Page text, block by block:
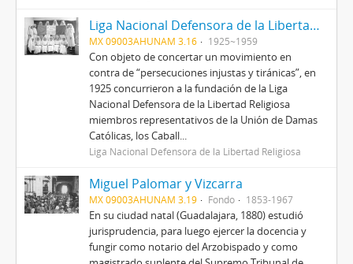
Liga Nacional Defensora de la Libertad Religiosa
MX 09003AHUNAM 3.16 1925~1959
Con objeto de concertar un movimiento en
contra de “persecuciones injustas y tiránicas”, en
1925 concurrieron a la fundación de la Liga
Nacional Defensora de la Libertad Religiosa
miembros representativos de la Unión de Damas
Católicas, los Caball...
Liga Nacional Defensora de la Libertad Religiosa
Miguel Palomar y Vizcarra
MX 09003AHUNAM 3.19 Fondo 1853-1967
En su ciudad natal (Guadalajara, 1880) estudió
jurisprudencia, para luego ejercer la docencia y
fungir como notario del Arzobispado y como